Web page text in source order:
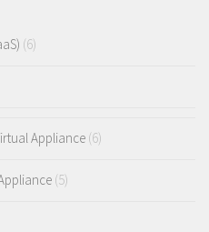
(6)
Appliance (6)
(5)